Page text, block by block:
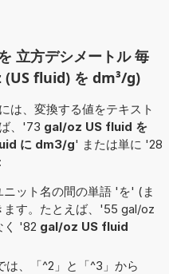
立方デシメートル 毎
(US fluid) を dm³/g)
は、変換する値をテキスト
、'73 gal/oz US fluid を
に dm3/g' または単に '28
ット名の間の単語 'を' (ま
す。たとえば、'55 gal/oz
く '82 gal/oz US fluid
は、「^2」と「^3」から